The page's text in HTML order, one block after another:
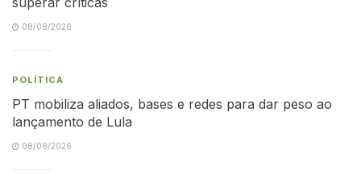
08/08/2026
POLÍTICA
PT mobiliza aliados, bases e redes para dar peso ao
lançamento de Lula
08/08/2026